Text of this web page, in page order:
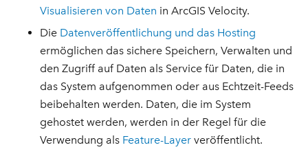
Visualisieren von Daten in ArcGIS Velocity.
Die Datenveröffentlichung und das Hosting
ermöglichen das sichere Speichern, Verwalten und
den Zugriff auf Daten als Service für Daten, die in
das System aufgenommen oder aus Echtzeit-Feeds
beibehalten werden. Daten, die im System
gehostet werden, werden in der Regel für die
Verwendung als Feature-Layer veröffentlicht.